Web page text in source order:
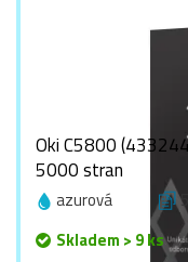
Oki C5800
5000 stran
azurová
Skladem > 9 ks